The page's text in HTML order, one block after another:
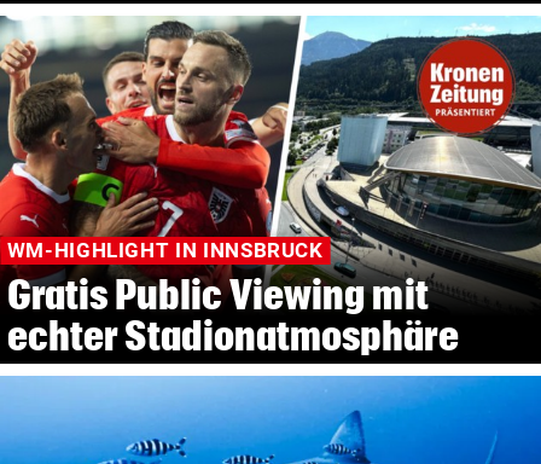
WM-HIGHLIGHT IN INNSBRUCK
Gratis Public Viewing mit
echter Stadionatmosphäre